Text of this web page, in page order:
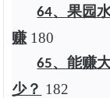
64、果园
赚 180
65、能赚
少？ 182